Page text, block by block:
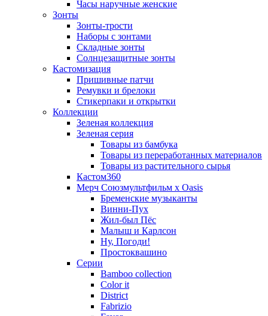
Часы наручные женские
Зонты
Зонты-трости
Наборы с зонтами
Складные зонты
Солнцезащитные зонты
Кастомизация
Пришивные патчи
Ремувки и брелоки
Стикерпаки и открытки
Коллекции
Зеленая коллекция
Зеленая серия
Товары из бамбука
Товары из переработанных материалов
Товары из растительного сырья
Кастом360
Мерч Союзмультфильм х Oasis
Бременские музыканты
Винни-Пух
Жил-был Пёс
Малыш и Карлсон
Ну, Погоди!
Простоквашино
Серии
Bamboo collection
Color it
District
Fabrizio